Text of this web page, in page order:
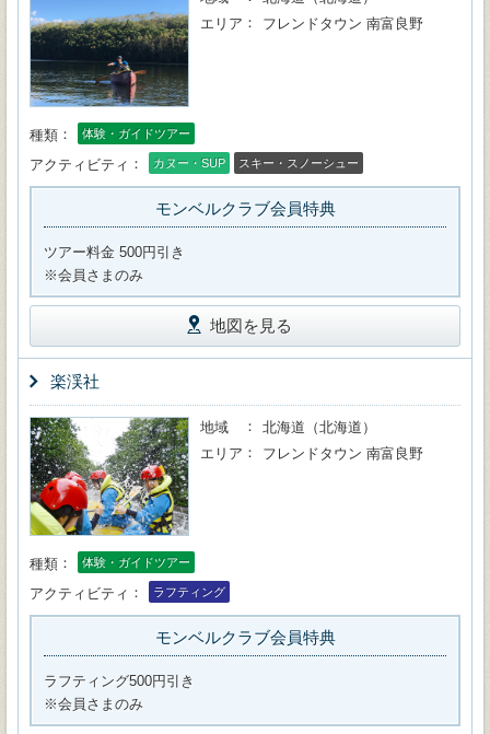
エリア
フレンドタウン 南富良野
種類 体験・ガイドツアー
アクティビティ カヌー・SUP スキー・スノーシュー
モンベルクラブ会員特典
ツアー料金 500円引き
※会員さまのみ
地図を見る
楽渓社
地域
北海道（北海道）
エリア
フレンドタウン 南富良野
種類 体験・ガイドツアー
アクティビティ ラフティング
モンベルクラブ会員特典
ラフティング500円引き
※会員さまのみ